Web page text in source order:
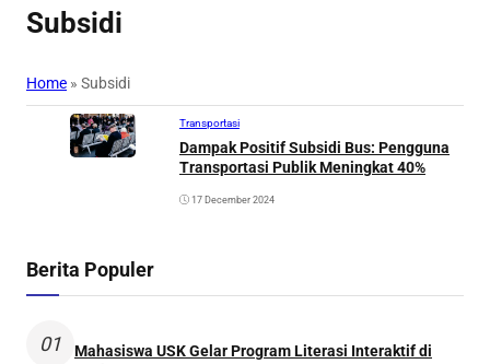
Subsidi
Home » Subsidi
Transportasi
Dampak Positif Subsidi Bus: Pengguna
Transportasi Publik Meningkat 40%
17 December 2024
Berita Populer
01
Mahasiswa USK Gelar Program Literasi Interaktif di